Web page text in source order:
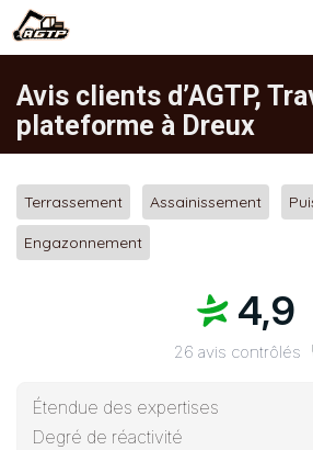
Avis clients d’AGTP,
plateforme à Dreux
Terrassement Assainissement
Engazonnement
4,9
26 avis contrôlés
Étendue des expertises
Degré de réactivité